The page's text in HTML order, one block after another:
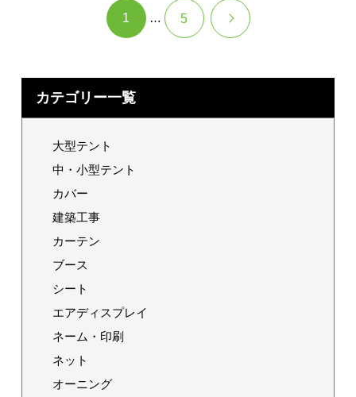
1 … 5
カテゴリー一覧
大型テント
中・小型テント
カバー
建築工事
カーテン
ブース
シート
エアディスプレイ
ネーム・印刷
ネット
オーニング